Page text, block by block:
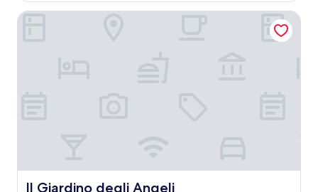
Il Giardino degli Angeli
Il Giardino degli Angeli
Il Giardino degli Angeli